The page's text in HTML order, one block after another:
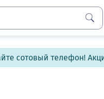
сотовый телефон!